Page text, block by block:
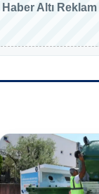
Haber Altı